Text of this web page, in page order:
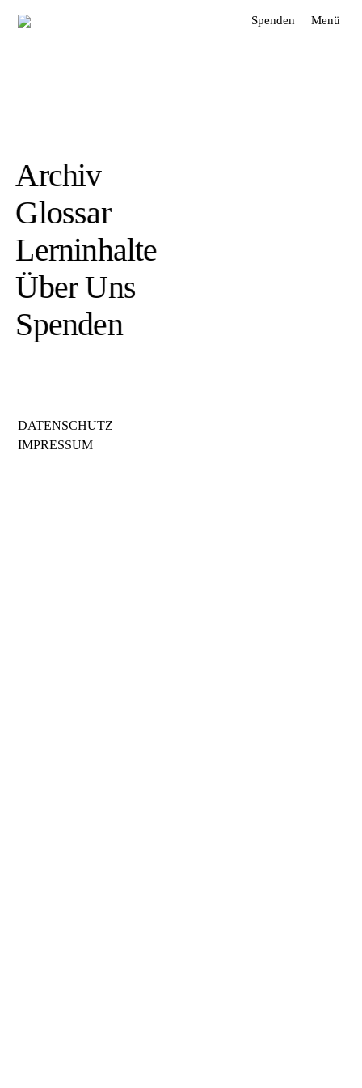
Spenden Menü
Archiv
Glossar
Lerninhalte
Über Uns
Spenden
DATENSCHUTZ
IMPRESSUM